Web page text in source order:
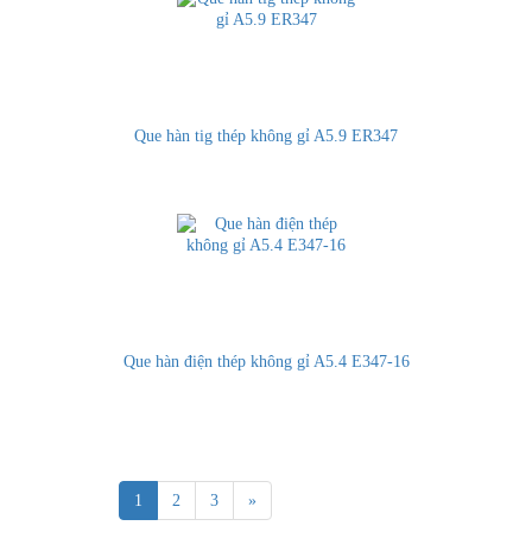
Que hàn tig thép không gỉ A5.9 ER347
Que hàn điện thép không gỉ A5.4 E347-16
1 2 3 »